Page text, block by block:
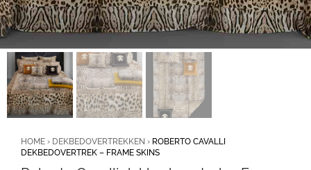
HOME › DEKBEDOVERTREKKEN › ROBERTO CAVALLI
DEKBEDOVERTREK – FRAME SKINS